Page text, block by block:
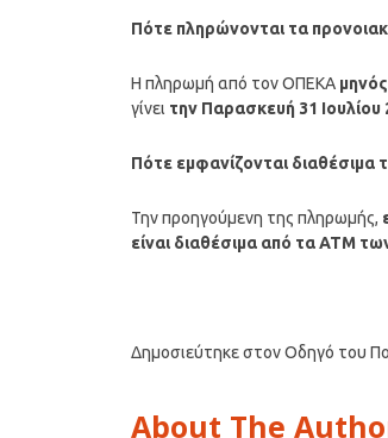
Πότε πληρώνονται τα
Η πληρωμή από τον ΟΠΕΚΑ μηνός
γίνει την Παρασκευή 31 Ιουλίου
Πότε εμφανίζονται
Την προηγούμενη της πληρωμής,
είναι διαθέσιμα από τα ΑΤΜ
Δημοσιεύτηκε στον Οδηγό του
About The